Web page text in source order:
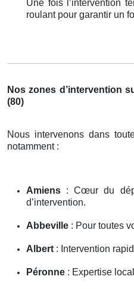
Une fois l’intervention
roulant pour garantir un
Nos zones d’intervention
(80)
Nous intervenons dans
notamment :
Amiens : Cœur du
d’intervention.
Abbeville : Pour toutes
Albert : Intervention
Péronne : Expertise